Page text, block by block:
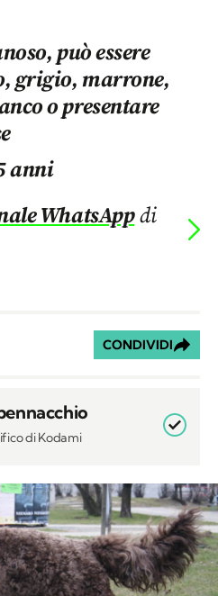
può essere
grigio, marrone,
o presentare
anni
WhatsAppdi
CONDIVIDI
di Kodami